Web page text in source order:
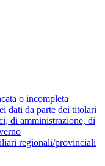
o incompleta
dati da parte dei titolari
di amministrazione, di
regionali/provinciali